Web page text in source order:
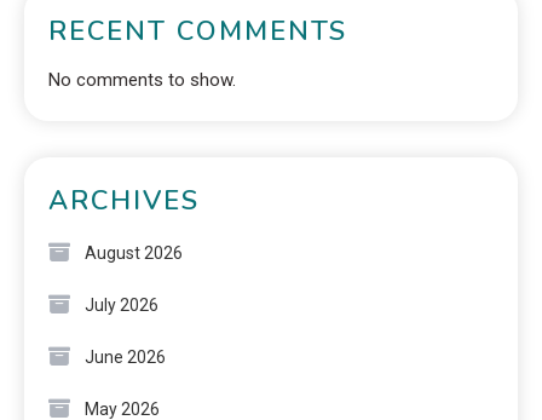
RECENT COMMENTS
No comments to show.
ARCHIVES
August 2026
July 2026
June 2026
May 2026